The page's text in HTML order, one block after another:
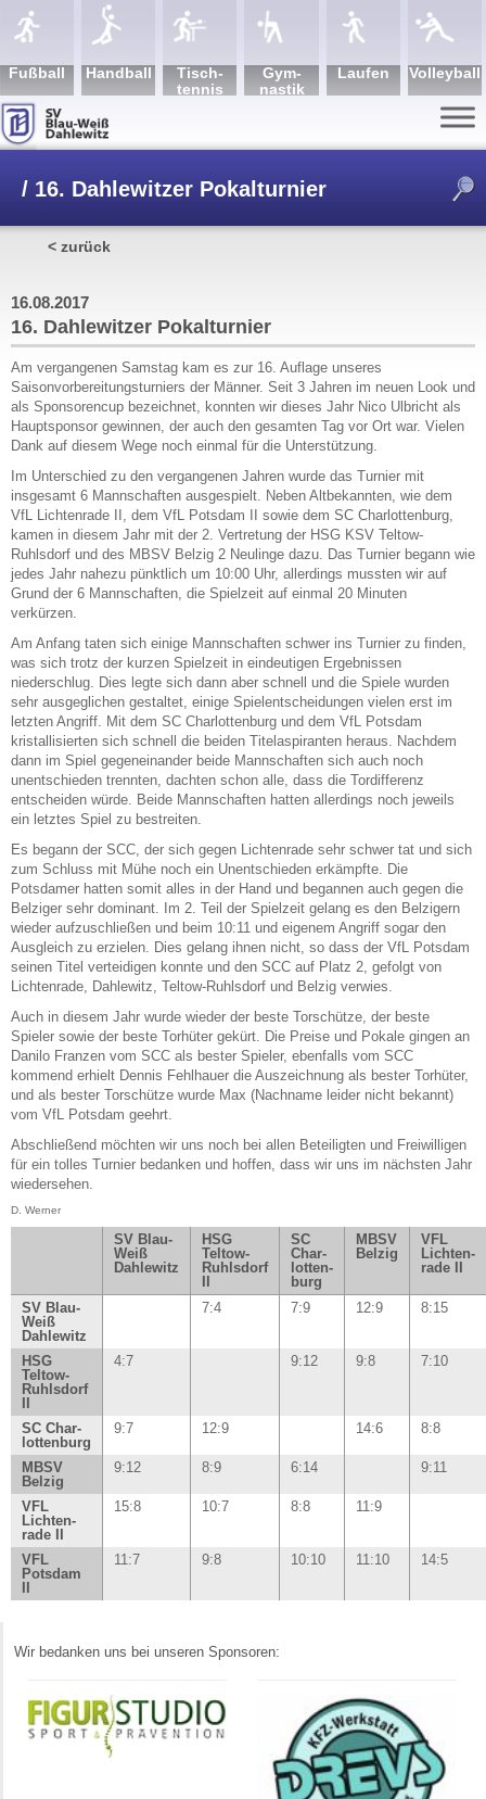
Fuß­ball Hand­ball
Tisch­
tennis
Gym­
nastik
Lau­fen Volley­ball
/ 16. Dahlewitzer Pokalturnier
< zurück
16.08.2017
16. Dahlewitzer Pokalturnier
Am vergangenen Samstag kam es zur 16. Auflage unseres
Saisonvorbereitungsturniers der Männer. Seit 3 Jahren im neuen Look und
als Sponsorencup bezeichnet, konnten wir dieses Jahr Nico Ulbricht als
Hauptsponsor gewinnen, der auch den gesamten Tag vor Ort war. Vielen
Dank auf diesem Wege noch einmal für die Unterstützung.
Im Unterschied zu den vergangenen Jahren wurde das Turnier mit
insgesamt 6 Mannschaften ausgespielt. Neben Altbekannten, wie dem
VfL Lichtenrade II, dem VfL Potsdam II sowie dem SC Charlottenburg,
kamen in diesem Jahr mit der 2. Vertretung der HSG KSV Teltow-
Ruhlsdorf und des MBSV Belzig 2 Neulinge dazu. Das Turnier begann wie
jedes Jahr nahezu pünktlich um 10:00 Uhr, allerdings mussten wir auf
Grund der 6 Mannschaften, die Spielzeit auf einmal 20 Minuten
verkürzen.
Am Anfang taten sich einige Mannschaften schwer ins Turnier zu finden,
was sich trotz der kurzen Spielzeit in eindeutigen Ergebnissen
niederschlug. Dies legte sich dann aber schnell und die Spiele wurden
sehr ausgeglichen gestaltet, einige Spielentscheidungen vielen erst im
letzten Angriff. Mit dem SC Charlottenburg und dem VfL Potsdam
kristallisierten sich schnell die beiden Titelaspiranten heraus. Nachdem
dann im Spiel gegeneinander beide Mannschaften sich auch noch
unentschieden trennten, dachten schon alle, dass die Tordifferenz
entscheiden würde. Beide Mannschaften hatten allerdings noch jeweils
ein letztes Spiel zu bestreiten.
Es begann der SCC, der sich gegen Lichtenrade sehr schwer tat und sich
zum Schluss mit Mühe noch ein Unentschieden erkämpfte. Die
Potsdamer hatten somit alles in der Hand und begannen auch gegen die
Belziger sehr dominant. Im 2. Teil der Spielzeit gelang es den Belzigern
wieder aufzuschließen und beim 10:11 und eigenem Angriff sogar den
Ausgleich zu erzielen. Dies gelang ihnen nicht, so dass der VfL Potsdam
seinen Titel verteidigen konnte und den SCC auf Platz 2, gefolgt von
Lichtenrade, Dahlewitz, Teltow-Ruhlsdorf und Belzig verwies.
Auch in diesem Jahr wurde wieder der beste Torschütze, der beste
Spieler sowie der beste Torhüter gekürt. Die Preise und Pokale gingen an
Danilo Franzen vom SCC als bester Spieler, ebenfalls vom SCC
kommend erhielt Dennis Fehlhauer die Auszeichnung als bester Torhüter,
und als bester Torschütze wurde Max (Nachname leider nicht bekannt)
vom VfL Potsdam geehrt.
Abschließend möchten wir uns noch bei allen Beteiligten und Freiwilligen
für ein tolles Turnier bedanken und hoffen, dass wir uns im nächsten Jahr
wiedersehen.
D. Werner
SV Blau-
Weiß
Dahlewitz
HSG
Teltow-
Ruhlsdorf
SC
Char-
lotten-
burg
MBSV
Belzig
VFL
Lichten-
rade II
SV Blau-
Weiß
Dahlewitz
7:4 7:9 12:9 8:15
HSG
Teltow-
Ruhlsdorf
4:7 9:12 9:8 7:10
SC Char-
lottenburg
9:7 12:9 14:6 8:8
MBSV
Belzig
9:12 8:9 6:14 9:11
VFL
Lichten-
rade II
15:8 10:7 8:8 11:9
VFL
Potsdam
11:7 9:8 10:10 11:10 14:5
Wir bedanken uns bei unseren Sponsoren: